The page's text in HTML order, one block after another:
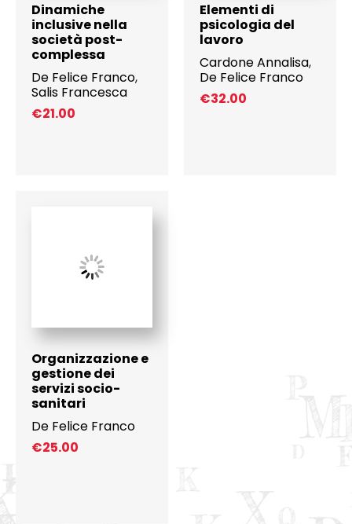
Dinamiche
inclusive nella
società post-
complessa
De Felice Franco,
Salis Francesca
€21.00
Elementi di
psicologia del
lavoro
Cardone Annalisa,
De Felice Franco
€32.00
Organizzazione e
gestione dei
servizi socio-
sanitari
De Felice Franco
€25.00